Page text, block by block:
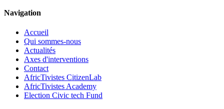
Navigation
Accueil
Qui sommes-nous
Actualités
Axes d'interventions
Contact
AfricTivistes CitizenLab
AfricTivistes Academy
Election Civic tech Fund